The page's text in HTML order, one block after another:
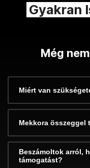
Gyakran
Még
Miért van
Mekkora
Beszámoltok arról,
támogatást?